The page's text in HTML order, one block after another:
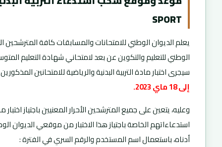
SPORT
يعلم الديوان الوطني للامتحانات والمسابقات كافة المترشحين
سيجرى اختبار مادة التربية البدنية والرياضية للامتحانين
إلى 18 ماي 2023.
وعليه، يتعين على جميع المترشحين الأحرار المعنيين باجتياز اختبار
استدعاءاتهم الخاصة باجتياز هذا الاختبار من موقعي الديوان
أدناه، باستعمال اسم المستخدم والرقم السري في الفترة :